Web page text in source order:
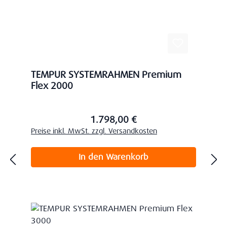
TEMPUR SYSTEMRAHMEN Premium
Flex 2000
Regulärer Preis:1.798,00 €
Preise inkl. MwSt. zzgl. Versandkosten
In den Warenkorb